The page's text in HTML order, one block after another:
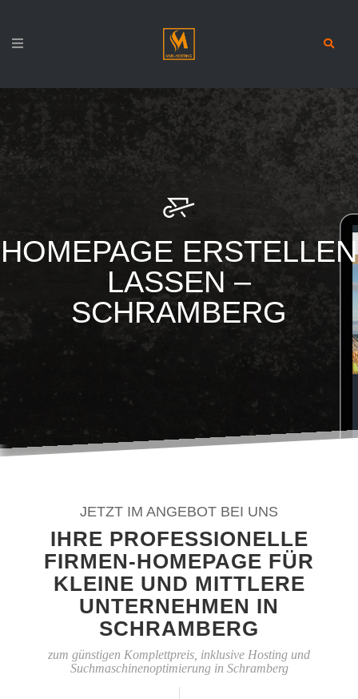
HOMEPAGE ERSTELLEN
LASSEN –
SCHRAMBERG
JETZT IM ANGEBOT BEI UNS
IHRE PROFESSIONELLE
FIRMEN-HOMEPAGE FÜR
KLEINE UND MITTLERE
UNTERNEHMEN IN
SCHRAMBERG
zum günstigen Komplettpreis, inklusive Hosting und
Suchmaschinenoptimierung in Schramberg